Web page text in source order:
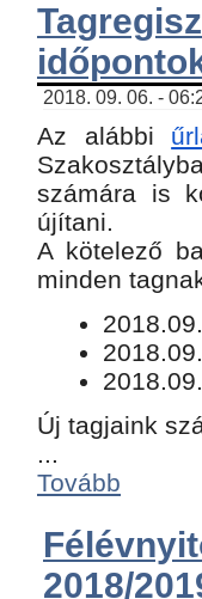
2018. 09. 06. -
Az alábbi
számára is
újítani.
​A kötelező
minden
Új tagjaink
...
Tovább
2018/